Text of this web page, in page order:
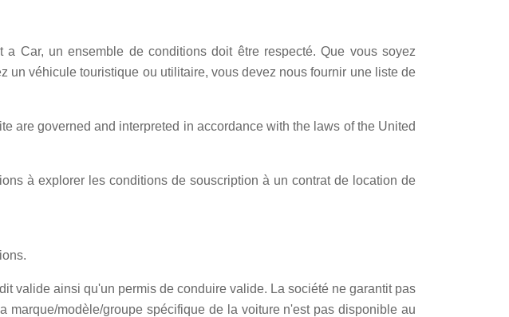
Car, un ensemble de conditions doit être respecté. Que vous soyez
un véhicule touristique ou utilitaire, vous devez nous fournir une liste de
are governed and interpreted in accordance with the laws of the United
à explorer les conditions de souscription à un contrat de location de
valide ainsi qu'un permis de conduire valide. La société ne garantit pas
marque/modèle/groupe spécifique de la voiture n'est pas disponible au